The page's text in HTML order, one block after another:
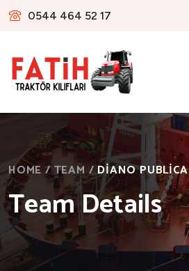
0544 464 52 17
HOME /TEAM/DIANO PUBLICA
Team Details